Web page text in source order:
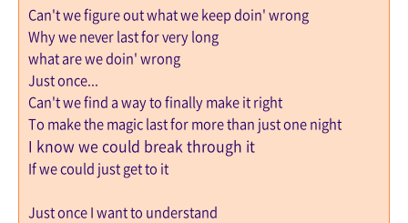
Can't we figure out what we keep doin' wrong
Why we never last for very long
what are we doin' wrong
Just once...
Can't we find a way to finally make it right
To make the magic last for more than just one night
I know we could break through it
If we could just get to it
Just once I want to understand